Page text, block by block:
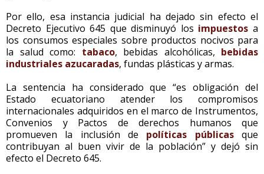
Por ello, esa instancia judicial ha dejado sin efecto el
Decreto Ejecutivo 645 que disminuyó los impuestos a
los consumos especiales sobre productos nocivos para
la salud como: tabaco, bebidas alcohólicas, bebidas
industriales azucaradas, fundas plásticas y armas.
La sentencia ha considerado que “es obligación del
Estado ecuatoriano atender los compromisos
internacionales adquiridos en el marco de Instrumentos,
Convenios y Pactos de derechos humanos que
promueven la inclusión de políticas públicasque
contribuyan al buen vivir de la población” y dejó sin
efecto el Decreto 645.